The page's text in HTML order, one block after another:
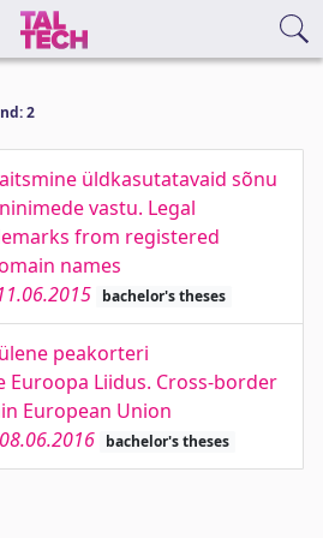
2
üldkasutatavaid sõnu
vastu. Legal
from registered
names
bachelor's theses
peakorteri
Liidus. Cross-border
European Union
08.06.2016 bachelor's theses